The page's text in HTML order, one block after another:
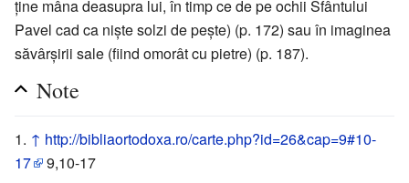
ține mâna deasupra lui, în timp ce de pe ochii Sfântului
Pavel cad ca niște solzi de pește) (p. 172) sau în imaginea
săvârșirii sale (fiind omorât cu pietre) (p. 187).
Note
↑ http://bibliaortodoxa.ro/carte.php?id=26&cap=9#10-
17
9,10-17